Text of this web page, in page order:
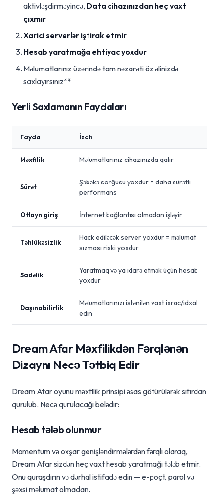
aktivləşdirməyincə, Data cihazınızdan heç vaxt
çıxmır
Xarici serverlər iştirak etmir
Hesab yaratmağa ehtiyac yoxdur
Məlumatlarınız üzərində tam nəzarəti öz əlinizdə
saxlayırsınız**
Yerli Saxlamanın Faydaları
Fayda İzah
Məxfilik Məlumatlarınız cihazınızda qalır
Sürət
Şəbəkə sorğusu yoxdur = daha sürətli
performans
Oflayn giriş İnternet bağlantısı olmadan işləyir
Təhlükəsizlik
Hack ediləcək server yoxdur = məlumat
sızması riski yoxdur
Sadəlik
Yaratmaq və ya idarə etmək üçün hesab
yoxdur
Daşınabilirlik
Məlumatlarınızı istənilən vaxt ixrac/idxal
edin
Dream Afar Məxfilikdən Fərqlənən
Dizaynı Necə Tətbiq Edir
Dream Afar oyunu məxfilik prinsipi əsas götürülərək sıfırdan
qurulub. Necə qurulacağı belədir:
Hesab tələb olunmur
Momentum və oxşar genişləndirmələrdən fərqli olaraq,
Dream Afar sizdən heç vaxt hesab yaratmağı tələb etmir.
Onu quraşdırın və dərhal istifadə edin — e-poçt, parol və
şəxsi məlumat olmadan.